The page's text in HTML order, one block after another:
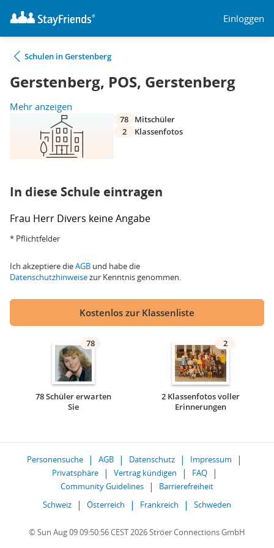
Einloggen
Schulen in Gerstenberg
Gerstenberg, POS, Gerstenberg
Mehr anzeigen
78
Mitschüler
2
Klassenfotos
In diese Schule eintragen
Frau Herr Divers keine Angabe
* Pflichtfelder
Ich akzeptiere dieAGB und habe die
Datenschutzhinweisezur Kenntnis genommen.
Kostenlos zur Klassenliste
78
78 Schüler erwarten
Sie
2
2 Klassenfotos voller
Erinnerungen
Personensuche AGB Datenschutz
Impressum
Privatsphäre
Vertrag kündigen
FAQ
Community Guidelines
Barrierefreiheit
Schweiz
Österreich Frankreich Schweden
© Sun Aug 09 09:50:56 CEST 2026 Ströer Connections GmbH